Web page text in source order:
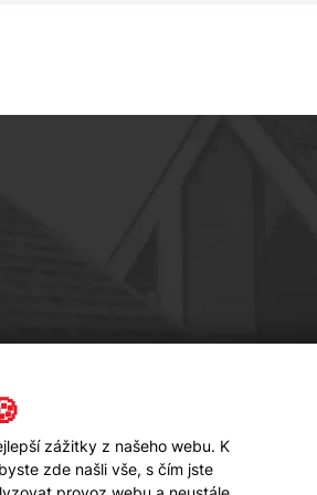
zážitky z našeho webu. K
zde našli vše, s čím jste